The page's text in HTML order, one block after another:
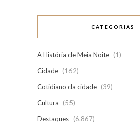
CATEGORIAS
A História de Meia Noite (1)
Cidade (162)
Cotidiano da cidade (39)
Cultura
(55)
Destaques (6.867)